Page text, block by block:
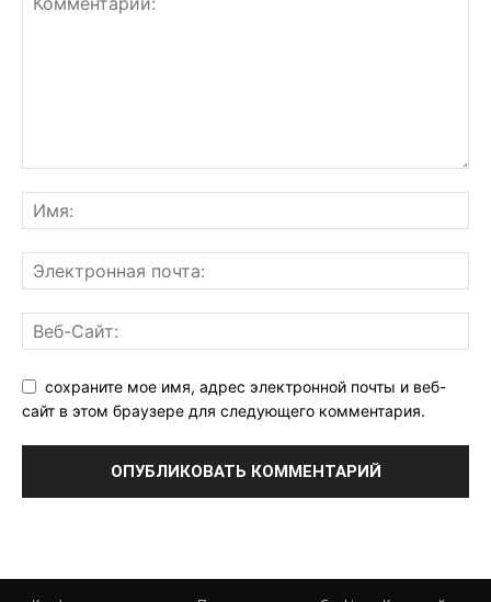
сохраните мое имя, адрес электронной почты и веб-
сайт в этом браузере для следующего комментария.